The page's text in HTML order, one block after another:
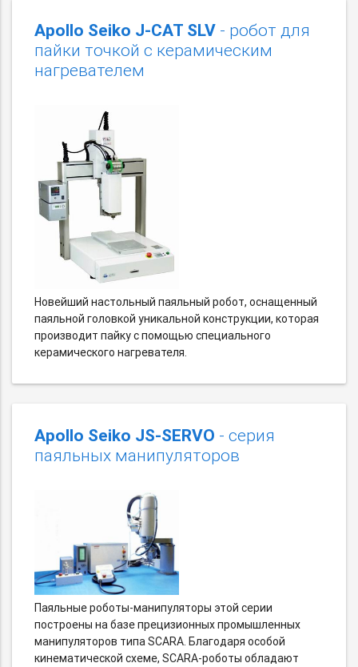
Apollo Seiko J-CAT SLV - робот для
пайки точкой с керамическим
нагревателем
Новейший настольный паяльный робот, оснащенный
паяльной головкой уникальной конструкции, которая
производит пайку с помощью специального
керамического нагревателя.
Apollo Seiko JS-SERVO - серия
паяльных манипуляторов
Паяльные роботы-манипуляторы этой серии
построены на базе прецизионных промышленных
манипуляторов типа SCARA. Благодаря особой
кинематической схеме, SCARA-роботы обладают